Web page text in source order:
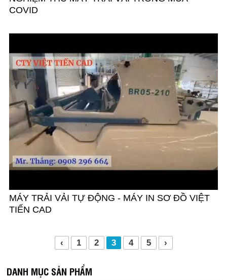
COVID
MÁY TRẢI VẢI TỰ ĐỘNG - MÁY IN SƠ ĐỒ VIỆT
TIẾN CAD
‹ 1 2 3 4 5 ›
DANH MỤC SẢN PHẨM